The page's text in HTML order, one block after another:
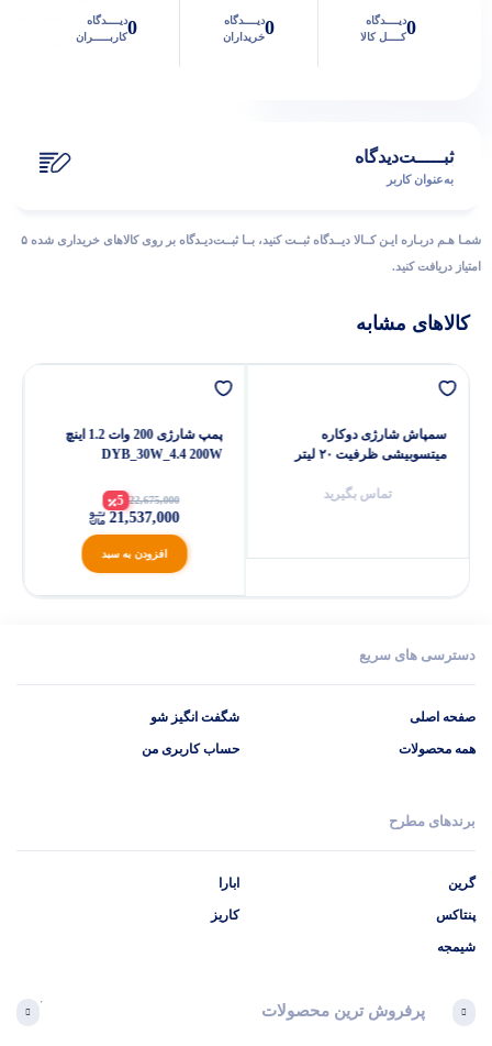
0دیــــدگاه
کــــل کالا
0دیــــدگاه
خریداران
0دیــــدگاه
کاربـــــران
ثبـــــت‌دیدگاه
به‌عنوان کاربر
شمـا هـم دربـاره ایـن کــالا دیــدگاه ثبــت کنید، بــا ثبــت‌دیـدگاه بر روی کالاهای خریداری شده ۵
امتیاز دریافت کنید.
کالاهای مشابه
سمپاش شارژی دوکاره
میتسوبیشی ظرفیت ۲۰ لیتر
تماس بگیرید
پمپ شارژی 200 وات 1.2 اینچ
DYB_30W_4.4 200W
افزودن به سبد
22,675,000
5
21,537,000
دسترسی های سریع
صفحه اصلی
همه محصولات
شگفت انگیز شو
حساب کاربری من
برندهای مطرح
گرین
پنتاکس
شیمجه
ابارا
کاریز
پرفروش ترین محصولات